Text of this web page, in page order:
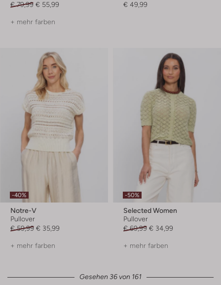
€ 79,99 € 55,99
+ mehr farben
€ 49,99
-40%
Notre-V
Pullover
€ 59,99 € 35,99
+ mehr farben
-50%
Selected Women
Pullover
€ 69,99 € 34,99
+ mehr farben
Gesehen 36 von 161